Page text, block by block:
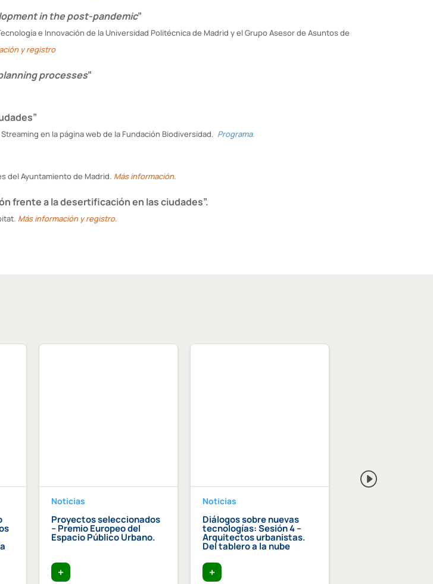
in the post-pandemic”
e Innovación de la Universidad Politécnica de Madrid y el Grupo Asesor de Asuntos de
y registro
processes”
en la página web de la Fundación Biodiversidad. Programa.
del Ayuntamiento de Madrid. Más información.
frente a la desertificación en las ciudades”.
Más información y registro.
Noticias
Proyectos seleccionados
– Premio Europeo del
Espacio Público Urbano.
+
Noticias
Diálogos sobre nuevas
tecnologías: Sesión 4 –
Arquitectos urbanistas.
Del tablero a la nube
+